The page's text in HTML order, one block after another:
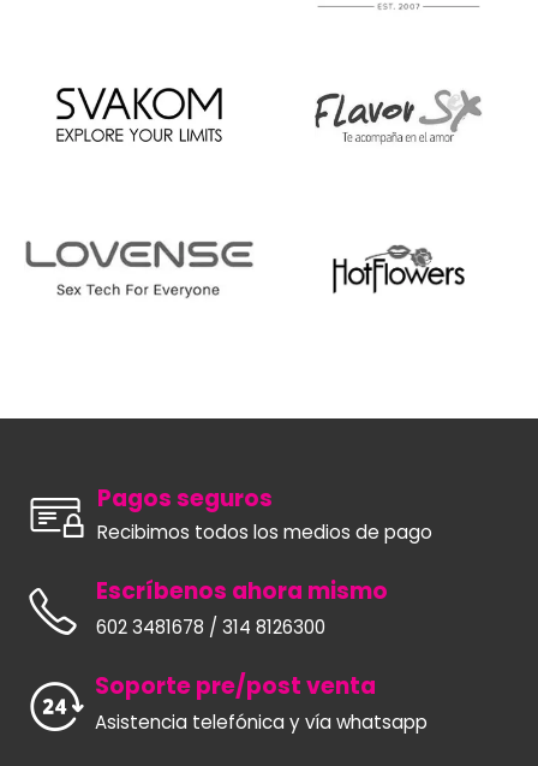
Pagos seguros
Recibimos todos los medios de pago
Escríbenos ahora mismo
602 3481678 / 314 8126300
Soporte pre/post venta
Asistencia telefónica y vía whatsapp